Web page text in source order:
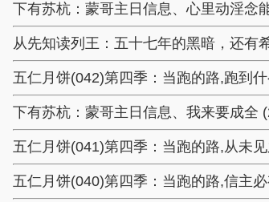
下有苏杭：蒙哥主日信息、心里动淫念
从先知读列王：五十七年的黑暗，还有
五仁月饼(042)第四季：当跑的路,跑到
下有苏杭：蒙哥主日信息、我来要成全
五仁月饼(041)第四季：当跑的路,从未
五仁月饼(040)第四季：当跑的路,信主